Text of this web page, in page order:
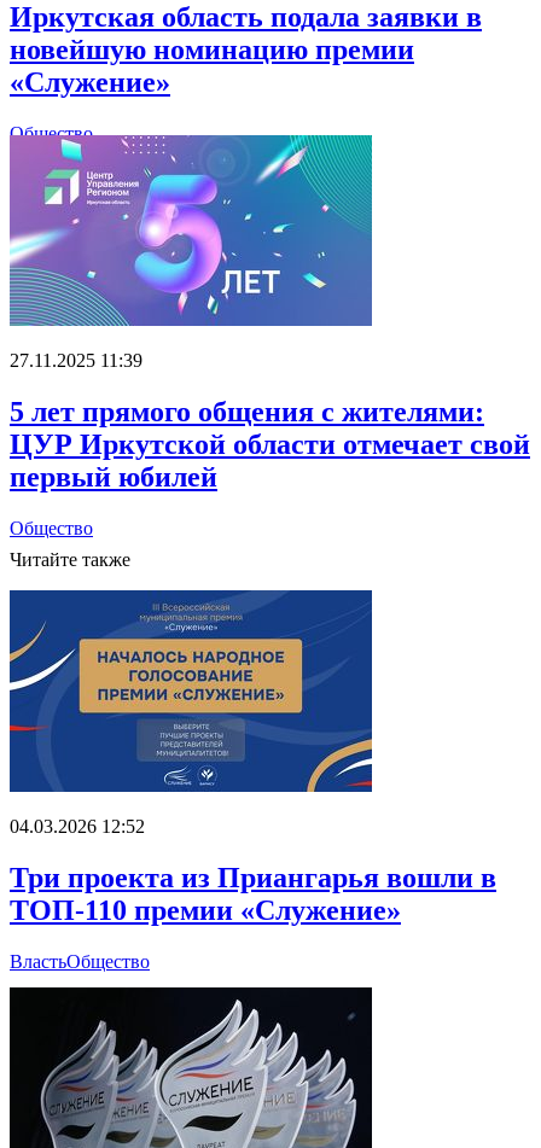
Иркутская область подала заявки в
новейшую номинацию премии
«Служение»
Общество
27.11.2025 11:39
5 лет прямого общения с жителями:
ЦУР Иркутской области отмечает свой
первый юбилей
Общество
Читайте также
04.03.2026 12:52
Три проекта из Приангарья вошли в
ТОП-110 премии «Служение»
ВластьОбщество